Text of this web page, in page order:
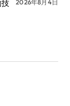
2026年8月4日